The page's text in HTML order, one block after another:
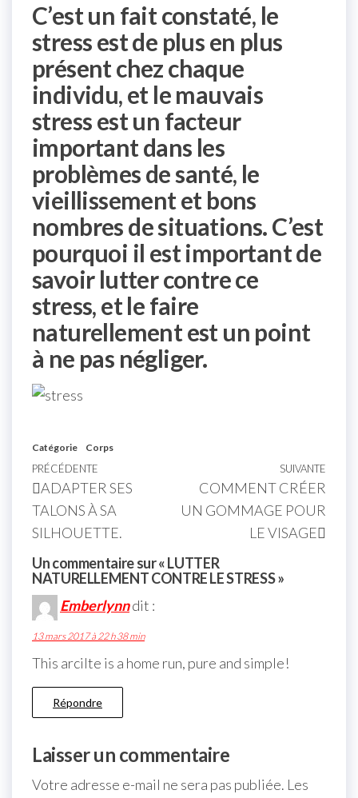
C’est un fait constaté, le
stress est de plus en plus
présent chez chaque
individu, et le mauvais
stress est un facteur
important dans les
problèmes de santé, le
vieillissement et bons
nombres de situations. C’est
pourquoi il est important de
savoir lutter contre ce
stress, et le faire
naturellement est un point
à ne pas négliger.
Catégorie Corps
PRÉCÉDENTE
ADAPTER SES
TALONS À SA
SILHOUETTE.
SUIVANTE
COMMENT CRÉER
UN GOMMAGE POUR
LE VISAGE
Un commentaire sur « LUTTER
NATURELLEMENT CONTRE LE STRESS »
Emberlynndit :
13 mars 2017 à 22 h 38 min
This arcilte is a home run, pure and simple!
Répondre
Laisser un commentaire
Votre adresse e-mail ne sera pas publiée. Les